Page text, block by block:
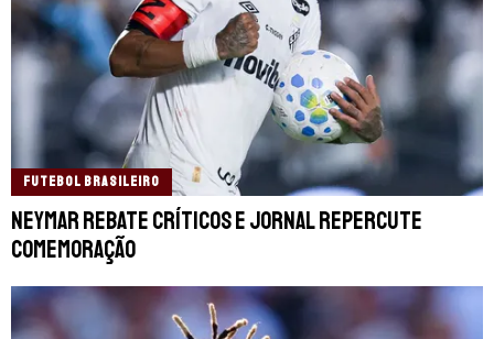
FUTEBOL BRASILEIRO
Neymar rebate críticos e jornal repercute
comemoração